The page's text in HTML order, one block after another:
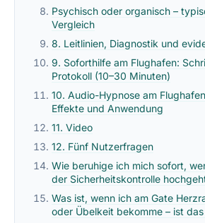
Psychisch oder organisch –
Vergleich
8. Leitlinien, Diagnostik und
9. Soforthilfe am Flughafen:
Protokoll (10–30 Minuten)
10. Audio-Hypnose am
Effekte und Anwendung
11. Video
12. Fünf Nutzerfragen
Wie beruhige ich mich sofort,
der Sicherheitskontrolle
Was ist, wenn ich am Gate
oder Übelkeit bekomme – ist